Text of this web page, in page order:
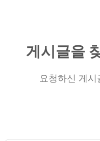
게시글을
요청하신 게